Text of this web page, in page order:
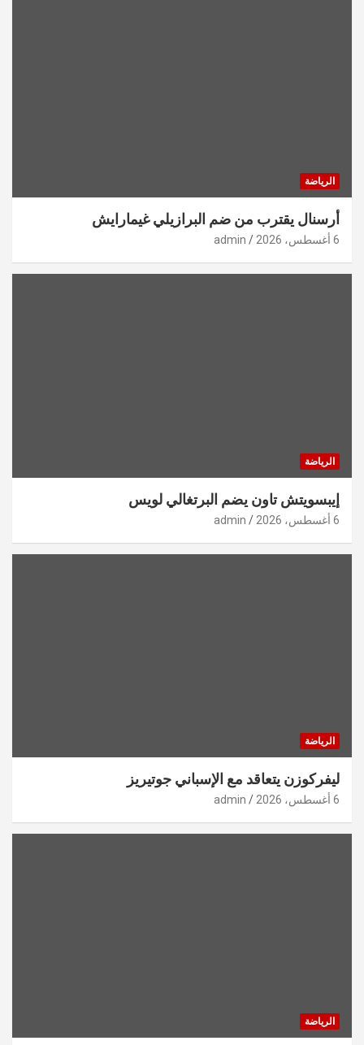
الرياضة
أرسنال يقترب من ضم البرازيلي غيمارايش
6 أغسطس، 2026 admin
الرياضة
إيبسويتش تاون يضم البرتغالي لويس
6 أغسطس، 2026 admin
الرياضة
ليفركوزن يتعاقد مع الإسباني جوتيريز
6 أغسطس، 2026 admin
الرياضة